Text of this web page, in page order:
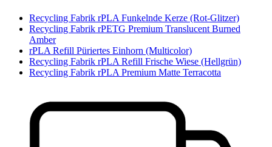
Recycling Fabrik rPLA Funkelnde Kerze (Rot-Glitzer)
Recycling Fabrik rPETG Premium Translucent Burned
Amber
rPLA Refill Püriertes Einhorn (Multicolor)
Recycling Fabrik rPLA Refill Frische Wiese (Hellgrün)
Recycling Fabrik rPLA Premium Matte Terracotta